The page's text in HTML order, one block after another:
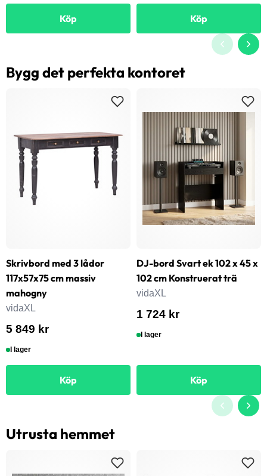
Köp Köp
Bygg det perfekta kontoret
Skrivbord med 3 lådor
117x57x75 cm massiv
mahogny
vidaXL
5 849 kr
I lager
Köp
DJ-bord Svart ek 102 x 45 x
102 cm Konstruerat trä
vidaXL
1 724 kr
I lager
Köp
Utrusta hemmet